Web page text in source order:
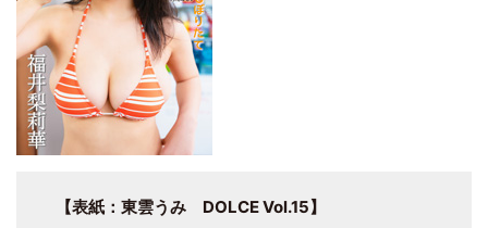
【表紙：東雲うみ DOLCE Vol.15】